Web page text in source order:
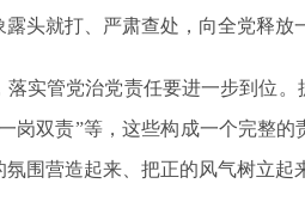
露头就打、严肃查处，向全党释放
管党治党责任要进一步到位。
岗双责”等，这些构成一个完整
围营造起来、把正的风气树立起